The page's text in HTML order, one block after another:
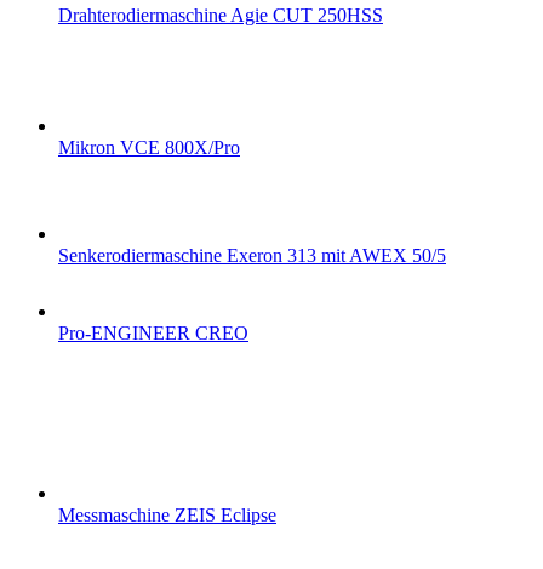
Drahterodiermaschine Agie CUT 250HSS
Mikron VCE 800X/Pro
Senkerodiermaschine Exeron 313 mit AWEX 50/5
Pro-ENGINEER CREO
Messmaschine ZEIS Eclipse